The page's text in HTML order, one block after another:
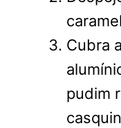
Cubra
pudim